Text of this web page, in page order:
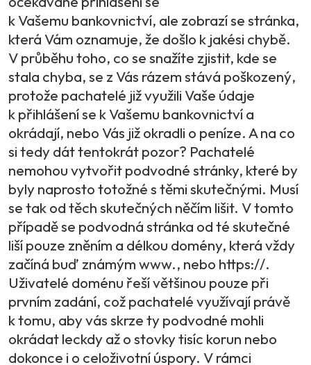
k Vašemu bankovnictví, ale zobrazí se stránka,
která Vám oznamuje, že došlo k jakési chybě.
V průběhu toho, co se snažíte zjistit, kde se
stala chyba, se z Vás rázem stává poškozený,
protože pachatelé již využili Vaše údaje
k přihlášení se k Vašemu bankovnictví a
okrádají, nebo Vás již okradli o peníze. A na co
si tedy dát tentokrát pozor? Pachatelé
nemohou vytvořit podvodné stránky, které by
byly naprosto totožné s těmi skutečnými. Musí
se tak od těch skutečných něčím lišit. V tomto
případě se podvodná stránka od té skutečné
liší pouze zněním a délkou domény, která vždy
začíná buď známým www., nebo https://.
Uživatelé doménu řeší většinou pouze při
prvním zadání, což pachatelé využívají právě
k tomu, aby vás skrze ty podvodné mohli
okrádat leckdy až o stovky tisíc korun nebo
dokonce i o celoživotní úspory. V rámci